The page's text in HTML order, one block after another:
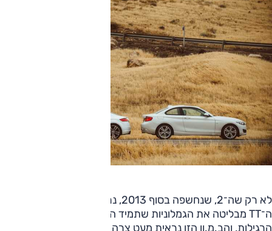
לא רק שה־2, שנחשפה בסוף 2013, נראית הרבה יותר שגרתית,
ה־TT מבליטה את הגמלוניות שתמיד הייתה לה בגרסאות
הרגילות, והב.מ.וו הזו נראית מעט צרה וגבוהה, דבר הבולט גם